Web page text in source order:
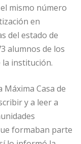
el mismo número
en
del estado de
alumnos de los
institución.
Máxima Casa de
y a leer a
formaban parte